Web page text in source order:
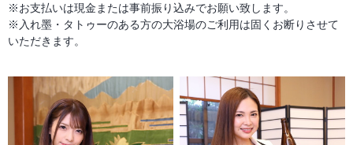
※お支払いは現金または事前振り込みでお願い致します。
※入れ墨・タトゥーのある方の大浴場のご利用は固くお断りさせて
いただきます。